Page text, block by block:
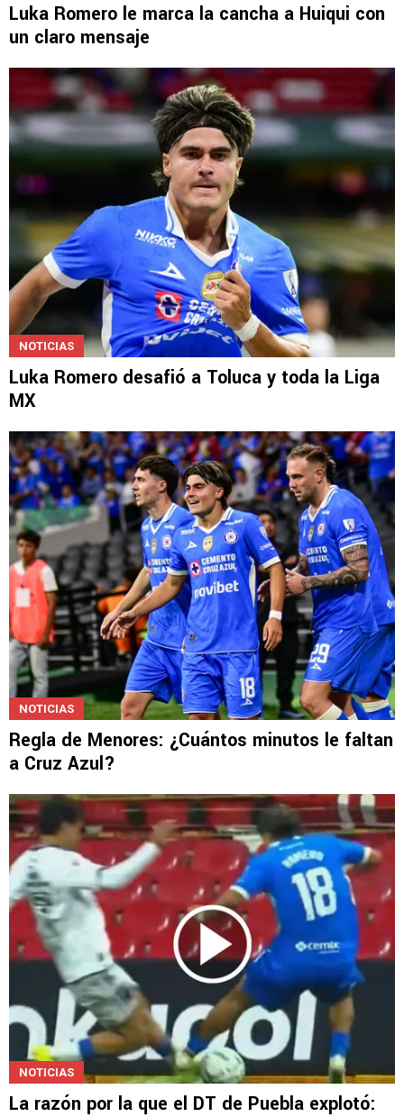
Luka Romero le marca la cancha a Huiqui con
un claro mensaje
NOTICIAS
Luka Romero desafió a Toluca y toda la Liga
MX
NOTICIAS
Regla de Menores: ¿Cuántos minutos le faltan
a Cruz Azul?
NOTICIAS
La razón por la que el DT de Puebla explotó: